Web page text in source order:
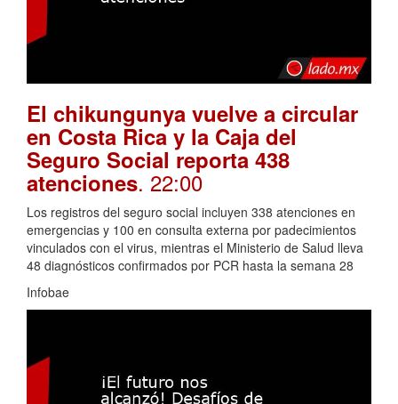
El chikungunya vuelve a circular
en Costa Rica y la Caja del
Seguro Social reporta 438
atenciones. 22:00
Los registros del seguro social incluyen 338 atenciones en
emergencias y 100 en consulta externa por padecimientos
vinculados con el virus, mientras el Ministerio de Salud lleva
48 diagnósticos confirmados por PCR hasta la semana 28
Infobae